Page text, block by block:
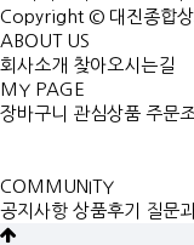
Copyright © 대진종합
ABOUT US
회사소개 찾아오시는길
MY PAGE
장바구니 관심상품 주문
COMMUNITY
공지사항 상품후기 질문